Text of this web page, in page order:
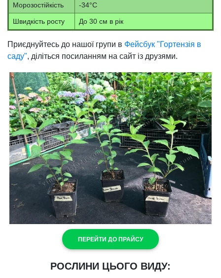
Морозостійкість -34°С
Швидкість росту До 30 см в рік
Приєднуйтесь до нашої групи в Фейсбук "Гортензія в
саду", діліться посиланням на сайт із друзями.
ПЕРЕЙТИ ДО ПРАЙСУ
РОСЛИНИ ЦЬОГО ВИДУ: